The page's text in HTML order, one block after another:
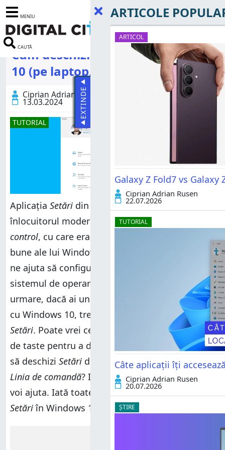
MENIU
CAUTĂ
Cum deschizi Setări în Windows
10 (pe laptop, PC și tabletă)
Ciprian Adrian Rusen
13.03.2024
TUTORIAL
Aplicația Setări din Windows 10 este
înlocuitorul modern al vechiuluiPanou de
control, cu care eram obișnuiți din vremurile
bune ale lui Windows XP. Scopul său este de a
ne ajuta să configurăm cum funcționează
sistemul de operare pe mașinile noastre. Prin
urmare, dacă ai un laptop, un PC sau o tabletă
cu Windows 10, trebuie să știi cum deschizi
Setări. Poate vrei ceva de genul unei combinații
de taste pentru a deschide
? Sau ai nevoie
să deschizi Setări din fereastraExecutare sau din
Linia de comandă? Indiferent de ceea ce cauți, te
voi ajuta. Iată toate modurile de a deschide
Setăriîn Windows 10:
EXTINDE
ARTICOLE
ARTICOL
Galaxy Z Fold7 vs
Ciprian Adrian Rusen
22.07.2026
TUTORIAL
Câte aplicații îți
Ciprian Adrian Rusen
20.07.2026
ȘTIRE